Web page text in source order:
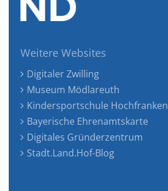
Weitere Websites
Digitaler Zwilling
Museum Mödlareuth
Kindersportschule Hochfranken
Bayerische Ehrenamtskarte
Digitales Gründerzentrum
Stadt.Land.Hof-Blog